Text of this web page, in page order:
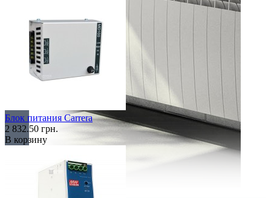
Блок питания Carrera
2 832.50 грн.
В корзину